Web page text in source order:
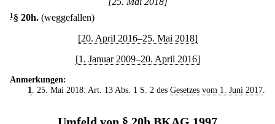
1 § 20h. (weggefallen)
[20. April 2016–25. Mai 2018]
[1. Januar 2009–20. April 2016]
Anmerkungen:
1
. 25. Mai 2018: Art. 13 Abs. 1 S. 2 des Gesetzes vom 1. Juni 2017.